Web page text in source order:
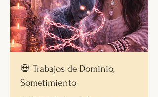
💀 Trabajos de Dominio,
Sometimiento